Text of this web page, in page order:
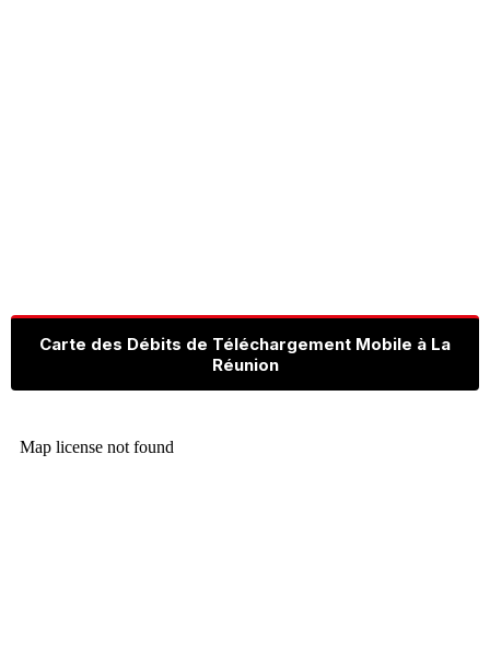
Carte des Débits de Téléchargement Mobile à La
Réunion